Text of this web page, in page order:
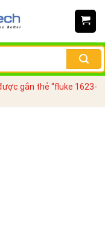
gắn thẻ “fluke 1623-